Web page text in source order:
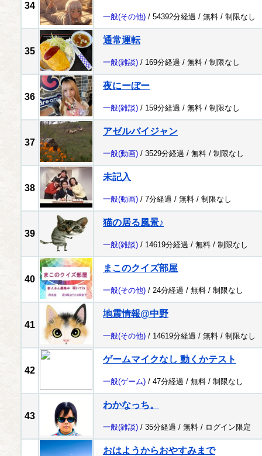
34
一般(その他) / 54392分経過 / 無料 / 制限なし
35
通常運転
一般(雑談) / 169分経過 / 無料 / 制限なし
36
夜にーぼー
一般(雑談) / 159分経過 / 無料 / 制限なし
37
アゼルバイジャン
一般(動画) / 3529分経過 / 無料 / 制限なし
38
未記入
一般(動画) / 7分経過 / 無料 / 制限なし
39
猫の居る風景♪
一般(雑談) / 14619分経過 / 無料 / 制限なし
40
まこのクイズ部屋
一般(その他) / 24分経過 / 無料 / 制限なし
41
地震情報@中野
一般(その他) / 14619分経過 / 無料 / 制限なし
42
ゲームマイクなし 動くかテスト
一般(ゲーム) / 47分経過 / 無料 / 制限なし
43
わかなっち。
一般(雑談) / 35分経過 / 無料 / ログイン限定
おはようからおやすみまで